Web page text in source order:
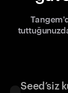
Seed’siz